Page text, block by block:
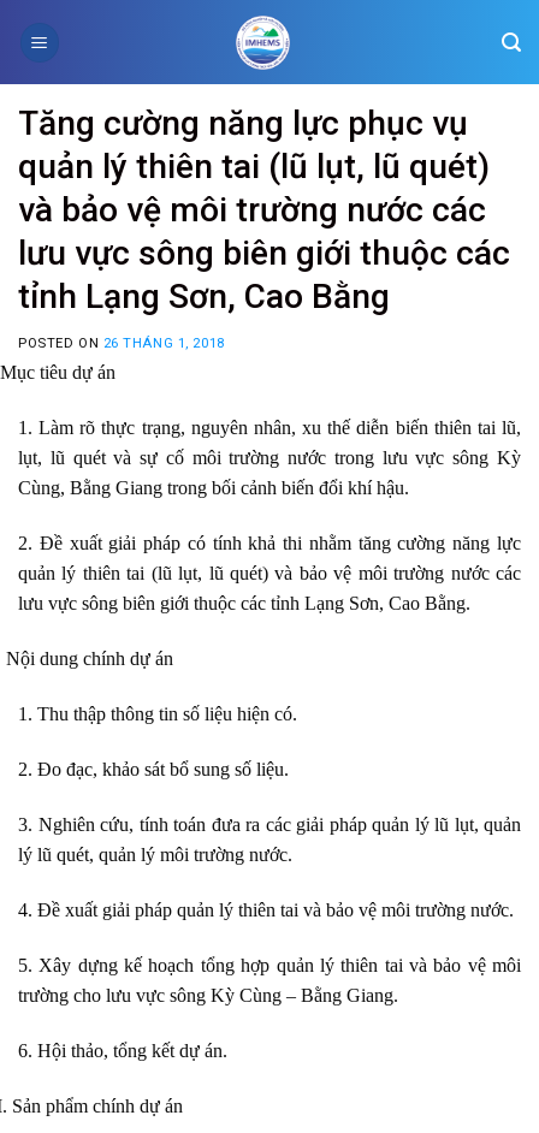
Tăng cường năng lực phục vụ
quản lý thiên tai (lũ lụt, lũ quét)
và bảo vệ môi trường nước các
lưu vực sông biên giới thuộc các
tỉnh Lạng Sơn, Cao Bằng
POSTED ON 26 THÁNG 1, 2018
Mục tiêu dự án
1. Làm rõ thực trạng, nguyên nhân, xu thế diễn biến thiên tai lũ,
lụt, lũ quét và sự cố môi trường nước trong lưu vực sông Kỳ
Cùng, Bằng Giang trong bối cảnh biến đổi khí hậu.
2. Đề xuất giải pháp có tính khả thi nhằm tăng cường năng lực
quản lý thiên tai (lũ lụt, lũ quét) và bảo vệ môi trường nước các
lưu vực sông biên giới thuộc các tỉnh Lạng Sơn, Cao Bằng.
Nội dung chính dự án
1. Thu thập thông tin số liệu hiện có.
2. Đo đạc, khảo sát bổ sung số liệu.
3. Nghiên cứu, tính toán đưa ra các giải pháp quản lý lũ lụt, quản
lý lũ quét, quản lý môi trường nước.
4. Đề xuất giải pháp quản lý thiên tai và bảo vệ môi trường nước.
5. Xây dựng kế hoạch tổng hợp quản lý thiên tai và bảo vệ môi
trường cho lưu vực sông Kỳ Cùng – Bằng Giang.
6. Hội thảo, tổng kết dự án.
Sản phẩm chính dự án